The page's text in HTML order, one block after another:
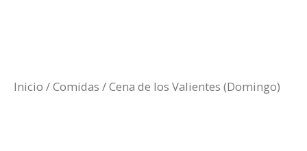
Inicio /Comidas / Cena de los Valientes (Domingo)